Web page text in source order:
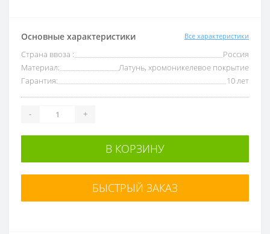
Основные характеристики Все характеристики
Страна ввоза :
Россия
Материал:
Латунь, хромоникелевое покрытие
Гарантия:
10 лет
- +
В КОРЗИНУ
БЫСТРЫЙ ЗАКАЗ